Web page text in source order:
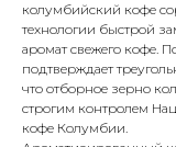
колумбийский кофе
технологии быстрой
аромат свежего кофе.
подтверждает
что отборное зерно
строгим контролем
кофе Колумбии.